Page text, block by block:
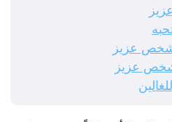
عزيز
عزيز